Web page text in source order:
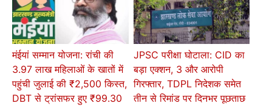
मंईयां सम्मान योजना: रांची की
3.97 लाख महिलाओं के खातों में
पहुंची जुलाई की ₹2,500 किस्त,
DBT से ट्रांसफर हुए ₹99.30
JPSC परीक्षा घोटाला: CID का
बड़ा एक्शन, 3 और आरोपी
गिरफ्तार, TDPL निदेशक समेत
तीन से रिमांड पर दिनभर पूछताछ